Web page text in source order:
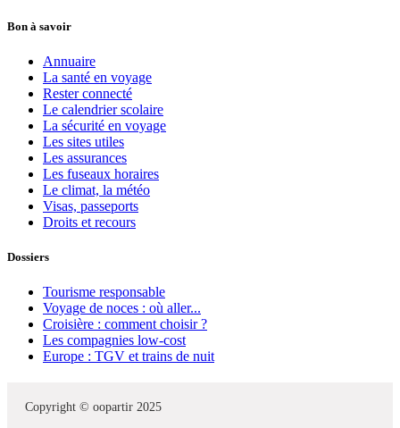
Bon à savoir
Annuaire
La santé en voyage
Rester connecté
Le calendrier scolaire
La sécurité en voyage
Les sites utiles
Les assurances
Les fuseaux horaires
Le climat, la météo
Visas, passeports
Droits et recours
Dossiers
Tourisme responsable
Voyage de noces : où aller...
Croisière : comment choisir ?
Les compagnies low-cost
Europe : TGV et trains de nuit
Copyright © oopartir 2025